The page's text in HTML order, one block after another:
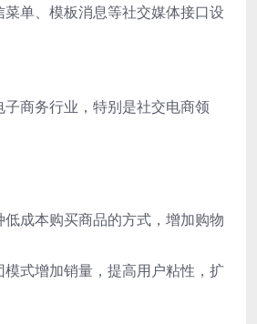
单、模板消息等社交媒体接口设
商务行业，特别是社交电商领
成本购买商品的方式，增加购物
式增加销量，提高用户粘性，扩